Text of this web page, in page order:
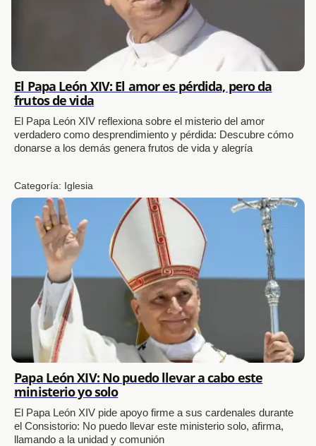
El Papa León XIV: El amor es pérdida, pero da
frutos de vida
El Papa León XIV reflexiona sobre el misterio del amor
verdadero como desprendimiento y pérdida: Descubre cómo
donarse a los demás genera frutos de vida y alegría
Categoría: Iglesia
Papa León XIV: No puedo llevar a cabo este
ministerio yo solo
El Papa León XIV pide apoyo firme a sus cardenales durante
el Consistorio: No puedo llevar este ministerio solo, afirma,
llamando a la unidad y comunión